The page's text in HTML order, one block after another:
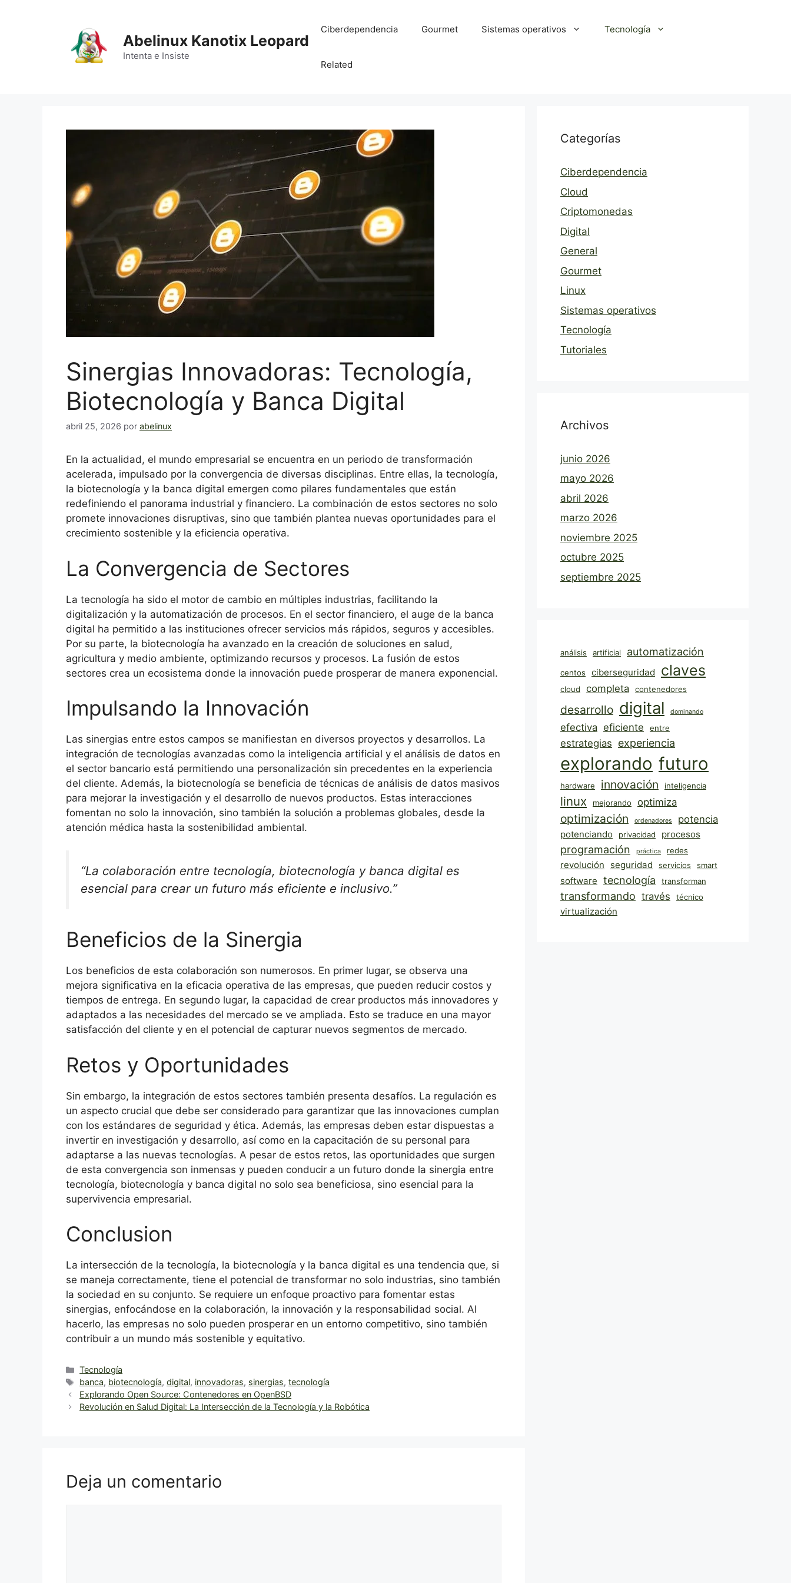
Abelinux Kanotix Leopard
Intenta e Insiste
Ciberdependencia Gourmet Sistemas operativos Tecnología
Related
Sinergias Innovadoras: Tecnología,
Biotecnología y Banca Digital
abril 25, 2026 por abelinux
En la actualidad, el mundo empresarial se encuentra en un periodo de transformación
acelerada, impulsado por la convergencia de diversas disciplinas. Entre ellas, la tecnología,
la biotecnología y la banca digital emergen como pilares fundamentales que están
redefiniendo el panorama industrial y financiero. La combinación de estos sectores no solo
promete innovaciones disruptivas, sino que también plantea nuevas oportunidades para el
crecimiento sostenible y la eficiencia operativa.
La Convergencia de Sectores
La tecnología ha sido el motor de cambio en múltiples industrias, facilitando la
digitalización y la automatización de procesos. En el sector financiero, el auge de la banca
digital ha permitido a las instituciones ofrecer servicios más rápidos, seguros y accesibles.
Por su parte, la biotecnología ha avanzado en la creación de soluciones en salud,
agricultura y medio ambiente, optimizando recursos y procesos. La fusión de estos
sectores crea un ecosistema donde la innovación puede prosperar de manera exponencial.
Impulsando la Innovación
Las sinergias entre estos campos se manifiestan en diversos proyectos y desarrollos. La
integración de tecnologías avanzadas como la inteligencia artificial y el análisis de datos en
el sector bancario está permitiendo una personalización sin precedentes en la experiencia
del cliente. Además, la biotecnología se beneficia de técnicas de análisis de datos masivos
para mejorar la investigación y el desarrollo de nuevos productos. Estas interacciones
fomentan no solo la innovación, sino también la solución a problemas globales, desde la
atención médica hasta la sostenibilidad ambiental.
“La colaboración entre tecnología, biotecnología y banca digital es
esencial para crear un futuro más eficiente e inclusivo.”
Beneficios de la Sinergia
Los beneficios de esta colaboración son numerosos. En primer lugar, se observa una
mejora significativa en la eficacia operativa de las empresas, que pueden reducir costos y
tiempos de entrega. En segundo lugar, la capacidad de crear productos más innovadores y
adaptados a las necesidades del mercado se ve ampliada. Esto se traduce en una mayor
satisfacción del cliente y en el potencial de capturar nuevos segmentos de mercado.
Retos y Oportunidades
Sin embargo, la integración de estos sectores también presenta desafíos. La regulación es
un aspecto crucial que debe ser considerado para garantizar que las innovaciones cumplan
con los estándares de seguridad y ética. Además, las empresas deben estar dispuestas a
invertir en investigación y desarrollo, así como en la capacitación de su personal para
adaptarse a las nuevas tecnologías. A pesar de estos retos, las oportunidades que surgen
de esta convergencia son inmensas y pueden conducir a un futuro donde la sinergia entre
tecnología, biotecnología y banca digital no solo sea beneficiosa, sino esencial para la
supervivencia empresarial.
Conclusion
La intersección de la tecnología, la biotecnología y la banca digital es una tendencia que, si
se maneja correctamente, tiene el potencial de transformar no solo industrias, sino también
la sociedad en su conjunto. Se requiere un enfoque proactivo para fomentar estas
sinergias, enfocándose en la colaboración, la innovación y la responsabilidad social. Al
hacerlo, las empresas no solo pueden prosperar en un entorno competitivo, sino también
contribuir a un mundo más sostenible y equitativo.
Categorías
Tecnología
Etiquetas
banca, biotecnología,digital, innovadoras, sinergias,tecnología
Explorando Open Source: Contenedores en OpenBSD
Revolución en Salud Digital: La Intersección de la Tecnología y la Robótica
Deja un comentario
Categorías
Ciberdependencia
Cloud
Criptomonedas
Digital
General
Gourmet
Linux
Sistemas operativos
Tecnología
Tutoriales
Archivos
junio 2026
mayo 2026
abril 2026
marzo 2026
noviembre 2025
octubre 2025
septiembre 2025
análisis artificial automatización
centos ciberseguridad claves
cloud completa contenedores
desarrollo digital dominando
efectiva eficiente entre
estrategias experiencia
explorando futuro
hardware innovación inteligencia
linux mejorando optimiza
optimización ordenadores potencia
potenciando privacidad procesos
programación práctica redes
revolución seguridad servicios smart
software tecnología transforman
transformando través técnico
virtualización